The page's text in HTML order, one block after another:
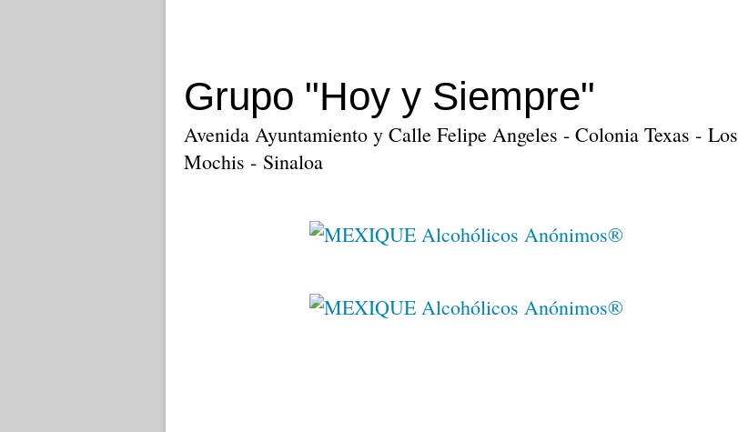
Grupo "Hoy y Siempre"
Avenida Ayuntamiento y Calle Felipe Angeles - Colonia Texas - Los
Mochis - Sinaloa